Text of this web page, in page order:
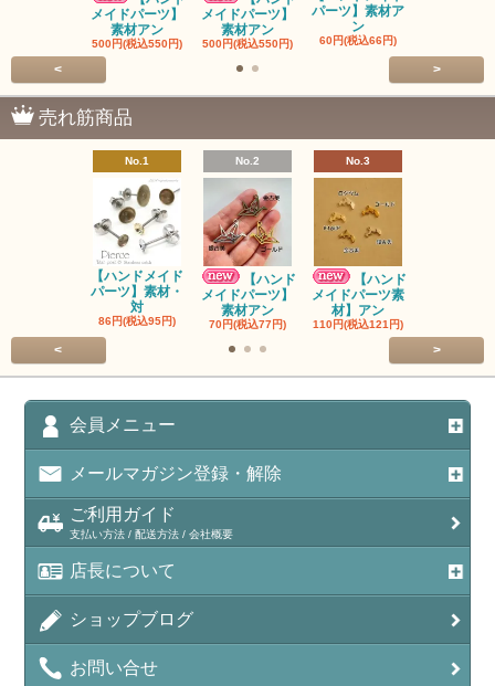
メイドパーツ】
素材アン
500円(税込550円)
メイドパーツ】
素材アン
500円(税込550円)
パーツ】素材ア
ン
60円(税込66円)
< >
売れ筋商品
No.1
【ハンドメイド
パーツ】素材・
対
86円(税込95円)
No.2
【ハンド
メイドパーツ】
素材アン
70円(税込77円)
No.3
【ハンド
メイドパーツ素
材】アン
110円(税込121円)
< >
会員メニュー
メールマガジン登録・解除
ご利用ガイド
支払い方法 / 配送方法 / 会社概要
店長について
ショップブログ
お問い合せ